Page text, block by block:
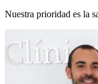
Nuestra prioridad es la